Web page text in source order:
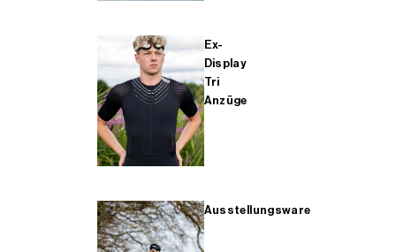
Ex-
Display
Tri
Anzüge
Ausstellungsware